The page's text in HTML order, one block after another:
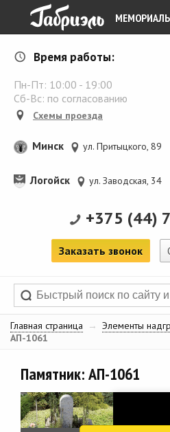
Время работы:
Пн-Пт: 10:00 - 19:00
Сб-Вс: по согласованию
Схемы проезда
Минск ул. Притыцкого, 89
Логойск ул. Заводская, 34
+375 (44)
Заказать звонок
Главная страница → Элементы
АП-1061
Памятник: АП-1061